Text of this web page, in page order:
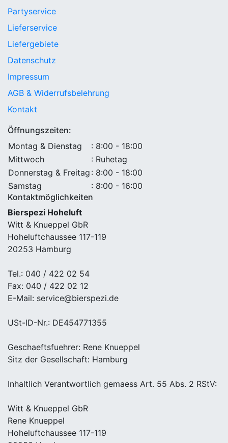
Partyservice
Lieferservice
Liefergebiete
Datenschutz
Impressum
AGB & Widerrufsbelehrung
Kontakt
Öffnungszeiten:
Montag & Dienstag
: 8:00 - 18:00
Mittwoch
: Ruhetag
Donnerstag & Freitag : 8:00 - 18:00
Samstag
: 8:00 - 16:00
Kontaktmöglichkeiten
Bierspezi Hoheluft
Witt & Knueppel GbR
Hoheluftchaussee 117-119
20253 Hamburg
Tel.: 040 / 422 02 54
Fax: 040 / 422 02 12
E-Mail: service@bierspezi.de
USt-ID-Nr.: DE454771355
Geschaeftsfuehrer: Rene Knueppel
Sitz der Gesellschaft: Hamburg
Inhaltlich Verantwortlich gemaess Art. 55 Abs. 2 RStV:
Witt & Knueppel GbR
Rene Knueppel
Hoheluftchaussee 117-119